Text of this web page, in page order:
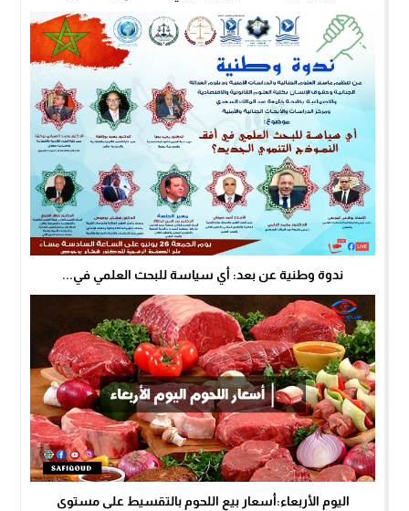
ندوة وطنية عن بعد: أي سياسة للبحث العلمي في...
اليوم الأربعاء:أسعار بيع اللحوم بالتقسيط على مستوى